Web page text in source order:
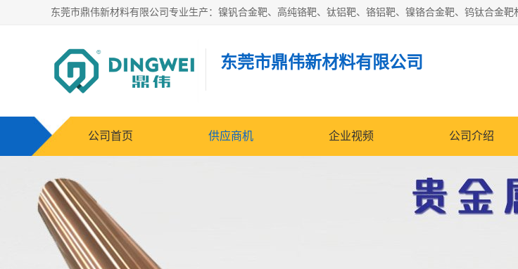
东莞市鼎伟新材料有限公司
公司首页 供应商机 企业视频 公司介绍